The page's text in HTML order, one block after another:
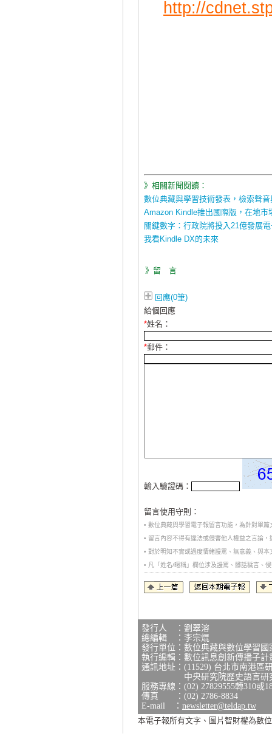
http://
》相關新聞閱讀：
數位典藏與學習技術發表，檢索聲
Amazon Kindle推出國際版，在地市
關鍵數字：行政院將投入21億發展
我看Kindle DX的未來
》留 言
回應(0筆)
給個回應
*姓名：
*郵件：
輸入驗證碼：
留言使用守則：
• 數位典藏與學習電子報留言功能，為針對單
• 留言內容不得有違法或侵害他人權益之言論
• 對於明知不實或過度情緒謾罵、無意義、與
• 凡「姓名/暱稱」欄位涉及謾罵、髒話穢言、
發行人 ：劉翠溶
總編輯 ：李宗焜
發行單位：數位典藏與數位學習
執行編輯：數位訊息創新傳播子計
通訊地址：(11529) 台北市南港區
中央研究院歷史語言研究
服務專線：(02) 27829555轉310或
傳真 ：(02) 2786-8834
E-mail ： newsletter@teldap.tw
本電子報所有文字、圖片智財權為數